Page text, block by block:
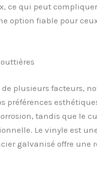
ce qui peut
option fiable pour
de plusieurs facteurs,
préférences
tandis que le
Le vinyle est
galvanisé offre une